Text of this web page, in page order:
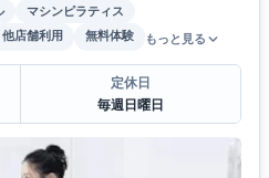
マシンピラティス
他店舗利用 無料体験 もっと見る
定休日
毎週日曜日